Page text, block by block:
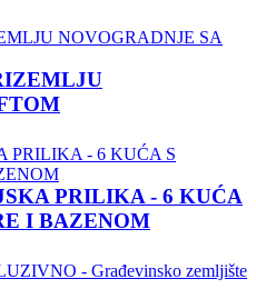
PRILIKA - 6 KUĆA
I BAZENOM